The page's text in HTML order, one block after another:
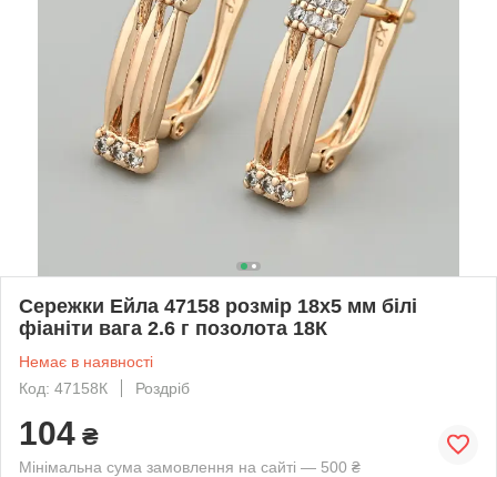
Сережки Ейла 47158 розмір 18х5 мм білі
фіаніти вага 2.6 г позолота 18К
Немає в наявності
Код: 47158К
Роздріб
104 ₴
Мінімальна сума замовлення на сайті — 500 ₴